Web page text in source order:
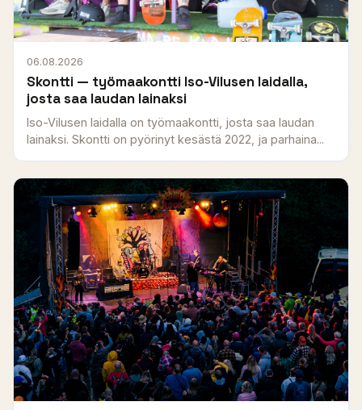
06.08.2026
Skontti — työmaakontti Iso-Vilusen laidalla,
josta saa laudan lainaksi
Iso-Vilusen laidalla on työmaakontti, josta saa laudan
lainaksi. Skontti on pyörinyt kesästä 2022, ja parhaina...